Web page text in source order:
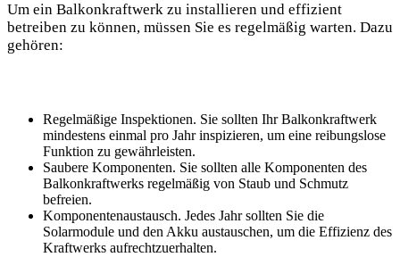
Um ein Balkonkraftwerk zu installieren und effizient
betreiben zu können, müssen Sie es regelmäßig warten. Dazu
gehören:
Regelmäßige Inspektionen. Sie sollten Ihr Balkonkraftwerk
mindestens einmal pro Jahr inspizieren, um eine reibungslose
Funktion zu gewährleisten.
Saubere Komponenten. Sie sollten alle Komponenten des
Balkonkraftwerks regelmäßig von Staub und Schmutz
befreien.
Komponentenaustausch. Jedes Jahr sollten Sie die
Solarmodule und den Akku austauschen, um die Effizienz des
Kraftwerks aufrechtzuerhalten.